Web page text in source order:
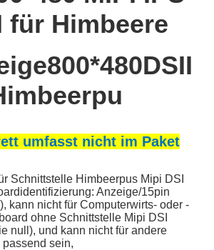
für Himbeere
umfasst nicht im Paket
Schnittstelle Himbeerpus Mipi DSI
Anzeige/15pin
kann nicht für Computerwirts- oder -
ohne Schnittstelle Mipi DSI
null), und kann nicht für andere
sein,